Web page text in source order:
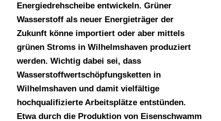
Energiedrehscheibe entwickeln. Grüner
Wasserstoff als neuer Energieträger der
Zukunft könne importiert oder aber mittels
grünen Stroms in Wilhelmshaven produziert
werden. Wichtig dabei sei, dass
Wasserstoffwertschöpfungsketten in
Wilhelmshaven und damit vielfältige
hochqualifizierte Arbeitsplätze entstünden.
Etwa durch die Produktion von Eisenschwamm